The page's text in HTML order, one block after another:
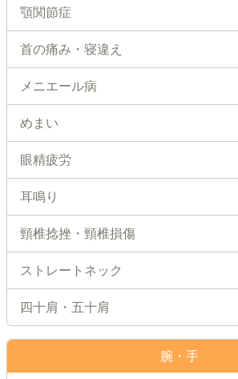
顎関節症
首の痛み・寝違え
メニエール病
めまい
眼精疲労
耳鳴り
頸椎捻挫・頸椎損傷
ストレートネック
四十肩・五十肩
腕・手